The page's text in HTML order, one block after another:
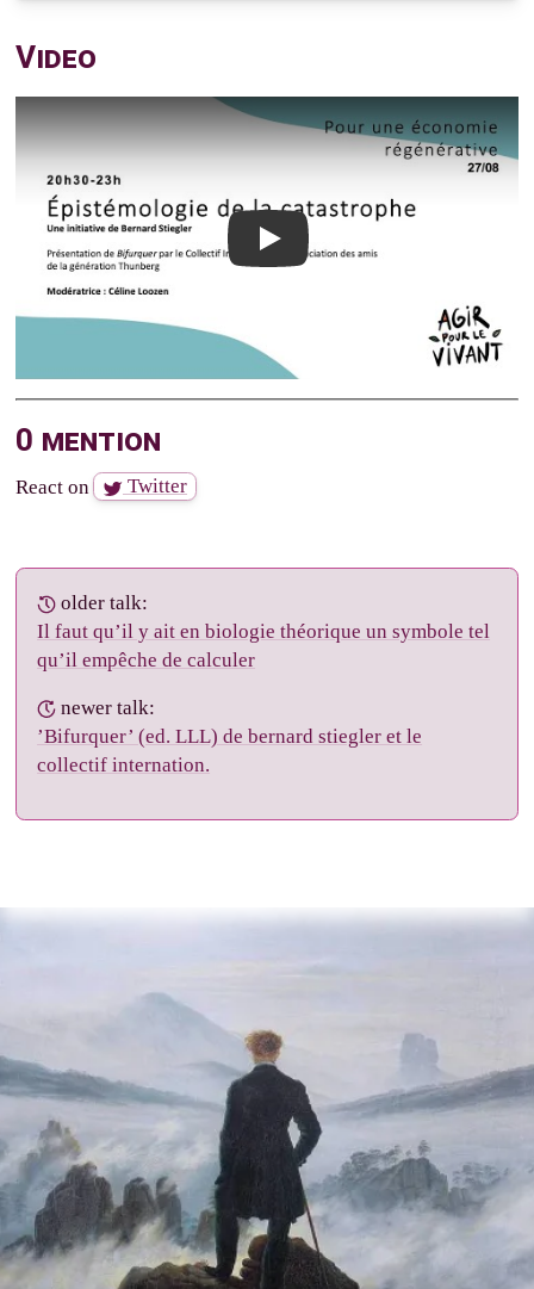
Video
Play
0 mention
React on Twitter
older talk:
Il faut qu’il y ait en biologie théorique un symbole tel
qu’il empêche de calculer
newer talk:
’Bifurquer’ (ed. LLL) de bernard stiegler et le
collectif internation.